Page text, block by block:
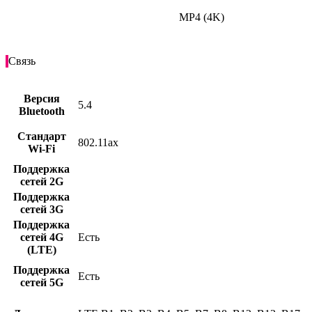
MP4 (4K)
Связь
Версия
Bluetooth
5.4
Стандарт
Wi-Fi
802.11ax
Поддержка
сетей 2G
Поддержка
сетей 3G
Поддержка
сетей 4G
(LTE)
Есть
Поддержка
сетей 5G
Есть